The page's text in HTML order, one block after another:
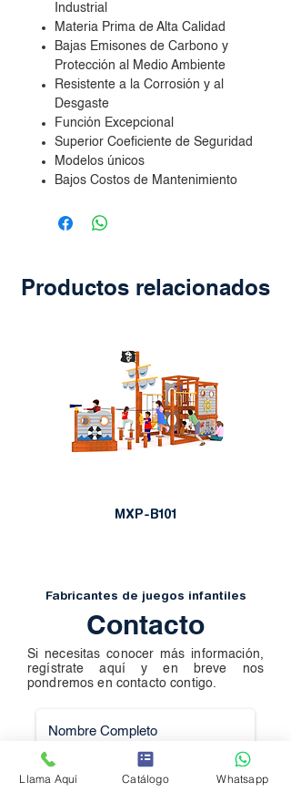
Industrial
Materia Prima de Alta Calidad
Bajas Emisones de Carbono y
Protección al Medio Ambiente
Resistente a la Corrosión y al
Desgaste
Función Excepcional
Superior Coeficiente de Seguridad
Modelos únicos
Bajos Costos de Mantenimiento
Productos relacionados
MXP-B101
Fabricantes de juegos infantiles
Contacto
Si necesitas conocer más información,
regístrate aquí y en breve nos
pondremos en contacto contigo.
Llama Aquí Catálogo Whatsapp